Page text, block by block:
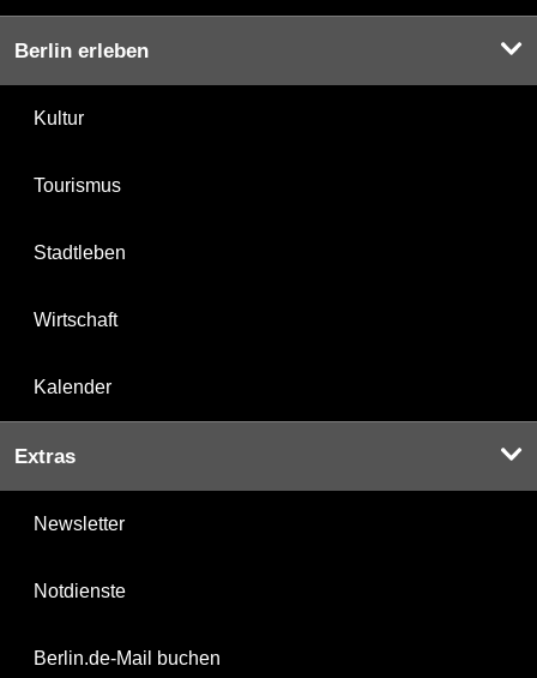
Berlin erleben
Kultur
Tourismus
Stadtleben
Wirtschaft
Kalender
Extras
Newsletter
Notdienste
Berlin.de-Mail buchen